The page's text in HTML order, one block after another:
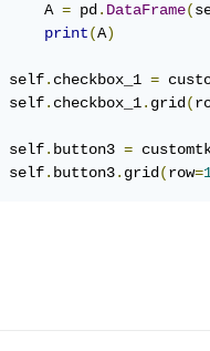
A
= pd . DataFrame(
print(A)
self
. checkbox_1 =
self
. checkbox_1. grid (
self
. button3 =
self
. button3. grid (row=